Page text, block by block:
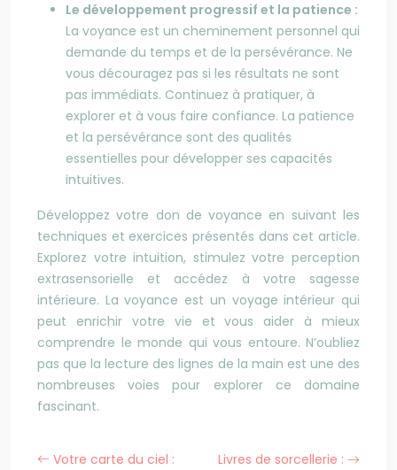
Le développement progressif et la patience :
La voyance est un cheminement personnel qui
demande du temps et de la persévérance. Ne
vous découragez pas si les résultats ne sont
pas immédiats. Continuez à pratiquer, à
explorer et à vous faire confiance. La patience
et la persévérance sont des qualités
essentielles pour développer ses capacités
intuitives.
Développez votre don de voyance en suivant les
techniques et exercices présentés dans cet article.
Explorez votre intuition, stimulez votre perception
extrasensorielle et accédez à votre sagesse
intérieure. La voyance est un voyage intérieur qui
peut enrichir votre vie et vous aider à mieux
comprendre le monde qui vous entoure. N’oubliez
pas que la lecture des lignes de la main est une des
nombreuses voies pour explorer ce domaine
fascinant.
Votre carte du ciel :
Livres de sorcellerie :